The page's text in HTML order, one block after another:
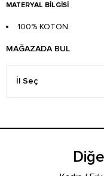
MATERYAL BILGISI
100% KOTON
MAĞAZADA BUL